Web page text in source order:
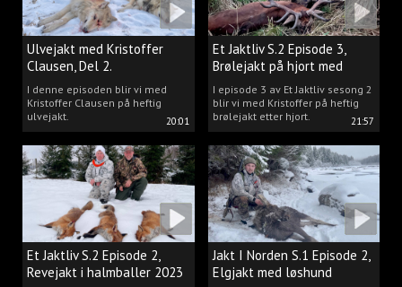
20:01
Ulvejakt med Kristoffer
Clausen, Del 2.
I denne episoden blir vi med
Kristoffer Clausen på heftig
ulvejakt.
21:57
Et Jaktliv S.2 Episode 3,
Brølejakt på hjort med
Kristoffer Clausen
I episode 3 av Et Jaktliv sesong 2
blir vi med Kristoffer på heftig
brølejakt etter hjort.
Et Jaktliv S.2 Episode 2,
Revejakt i halmballer 2023
Jakt I Norden S.1 Episode 2,
Elgjakt med løshund